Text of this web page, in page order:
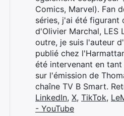
Comics, Marvel). Fan
séries, j'ai été figurant
d'Olivier Marchal, LES
outre, je suis l'auteur
publié chez
été intervenant en
sur l'émission de
chaîne TV B Smart.
LinkedIn, X, TikTok,
- YouTube
Rechercher
: